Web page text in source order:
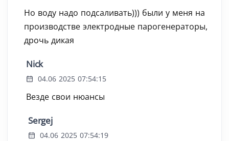
Но воду надо подсаливать))) были у меня на
производстве электродные парогенераторы,
дрочь дикая
Nick
04.06 2025 07:54:15
Везде свои нюансы
Sergej
04.06 2025 07:54:19